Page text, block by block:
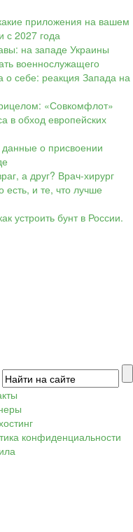
приложения на вашем
с 2027 года
на западе Украины
военнослужащего
себе: реакция Запада на
«Совкомфлот»
в обход европейских
о присвоении
а друг? Врач-хирург
и те, что лучше
устроить бунт в России.
конфиденциальности